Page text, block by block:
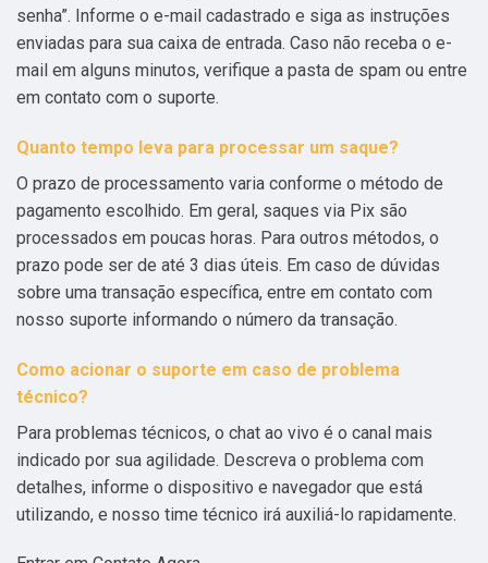
senha”. Informe o e-mail cadastrado e siga as instruções
enviadas para sua caixa de entrada. Caso não receba o e-
mail em alguns minutos, verifique a pasta de spam ou entre
em contato com o suporte.
Quanto tempo leva para processar um saque?
O prazo de processamento varia conforme o método de
pagamento escolhido. Em geral, saques via Pix são
processados em poucas horas. Para outros métodos, o
prazo pode ser de até 3 dias úteis. Em caso de dúvidas
sobre uma transação específica, entre em contato com
nosso suporte informando o número da transação.
Como acionar o suporte em caso de problema
técnico?
Para problemas técnicos, o chat ao vivo é o canal mais
indicado por sua agilidade. Descreva o problema com
detalhes, informe o dispositivo e navegador que está
utilizando, e nosso time técnico irá auxiliá-lo rapidamente.